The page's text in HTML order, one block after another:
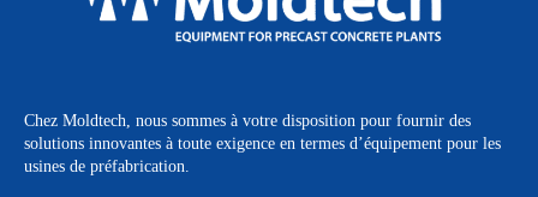
Chez Moldtech, nous sommes à votre disposition pour fournir des
solutions innovantes à toute exigence en termes d’équipement pour les
usines de préfabrication.